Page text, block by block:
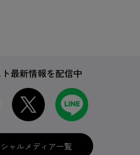
最新情報を配信中
ャルメディア一覧